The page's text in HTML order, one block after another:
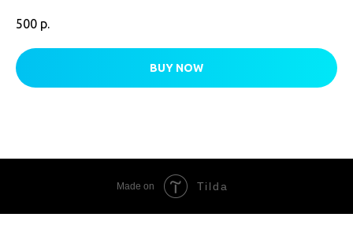
500 р.
BUY NOW
Made on Tilda